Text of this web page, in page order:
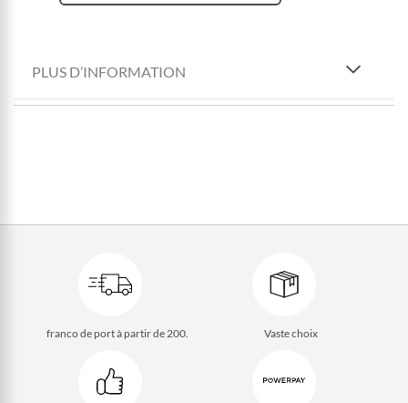
PLUS D’INFORMATION
franco de port à partir de 200. Vaste choix